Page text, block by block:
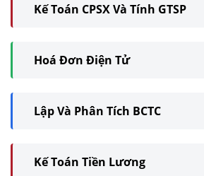
Kế Toán CPSX Và Tính GTSP
Hoá Đơn Điện Tử
Lập Và Phân Tích BCTC
Kế Toán Tiền Lương